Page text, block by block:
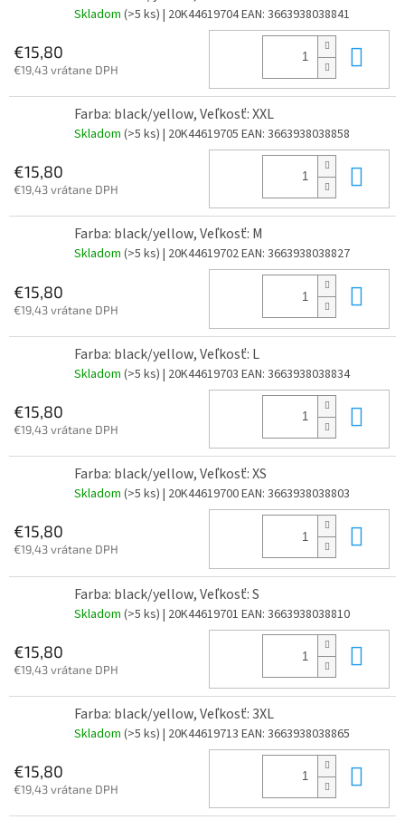
Skladom (>5 ks) | 20K44619704EAN: 3663938038841
€15,80
€19,43 vrátane DPH
Farba: black/yellow, Veľkosť: XXL
Skladom (>5 ks) | 20K44619705 EAN: 3663938038858
€15,80
€19,43 vrátane DPH
Farba: black/yellow, Veľkosť: M
Skladom (>5 ks) | 20K44619702EAN: 3663938038827
€15,80
€19,43 vrátane DPH
Farba: black/yellow, Veľkosť: L
Skladom (>5 ks) | 20K44619703 EAN: 3663938038834
€15,80
€19,43 vrátane DPH
Farba: black/yellow, Veľkosť: XS
Skladom (>5 ks) | 20K44619700EAN: 3663938038803
€15,80
€19,43 vrátane DPH
Farba: black/yellow, Veľkosť: S
Skladom (>5 ks) | 20K44619701 EAN: 3663938038810
€15,80
€19,43 vrátane DPH
Farba: black/yellow, Veľkosť: 3XL
Skladom (>5 ks) | 20K44619713 EAN: 3663938038865
€15,80
€19,43 vrátane DPH